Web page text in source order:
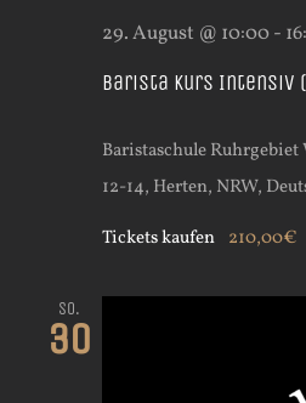
Barista Kurs Intensiv
29. August @ 10:00-
Baristaschule Ruhrgebiet
12-14, Herten, NRW,
Tickets kaufen 210,00€
So.
30